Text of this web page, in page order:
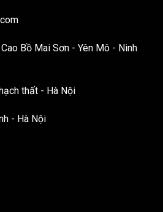
Bồ Mai Sơn - Yên Mô - Ninh
thất - Hà Nội
- Hà Nội